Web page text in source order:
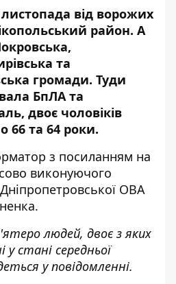
від ворожих
район. А
та
громади. Туди
БпЛА та
двоє чоловіків
66 та 64 роки.
з посиланням на
виконуючого
ОВА
людей, двоє з яких
у стані середньої
у повідомленні.